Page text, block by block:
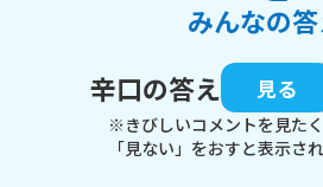
みんなの
辛口の答え
見る
※きびしいコメントを見た
「見ない」をおすと表示さ